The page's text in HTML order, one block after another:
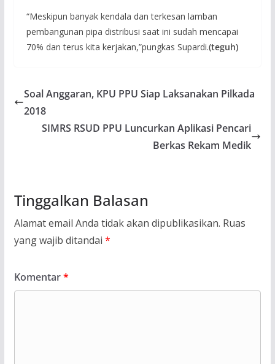
“Meskipun banyak kendala dan terkesan lamban
pembangunan pipa distribusi saat ini sudah mencapai
70% dan terus kita kerjakan,”pungkas Supardi.(teguh)
Soal Anggaran, KPU PPU Siap Laksanakan Pilkada
2018
SIMRS RSUD PPU Luncurkan Aplikasi Pencari
Berkas Rekam Medik
Tinggalkan Balasan
Alamat email Anda tidak akan dipublikasikan. Ruas
yang wajib ditandai *
Komentar*